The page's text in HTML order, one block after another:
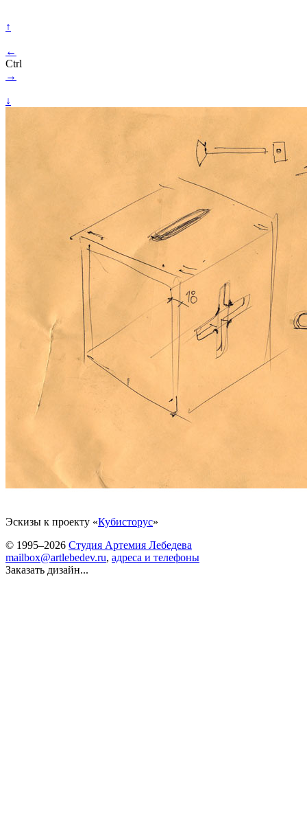
↑
←
Ctrl
→
↓
Эскизы к проекту «Кубисторус»
© 1995–2026 Студия Артемия Лебедева
mailbox@artlebedev.ru, адреса и телефоны
Заказать дизайн...